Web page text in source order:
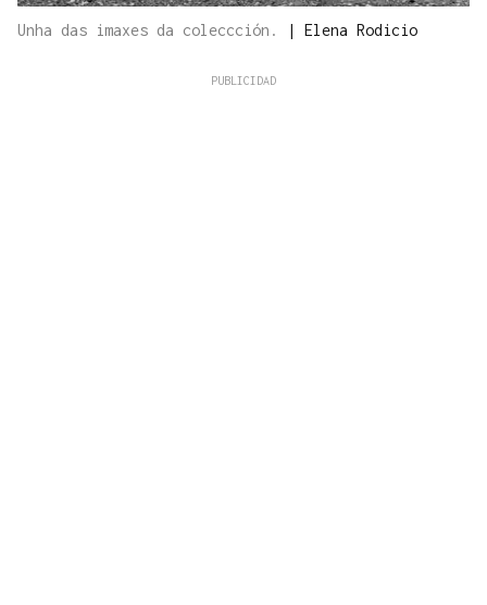
Unha das imaxes da coleccción. | Elena Rodicio